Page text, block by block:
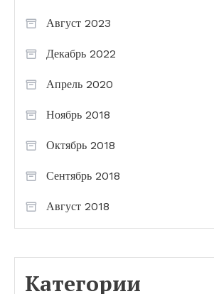
Август 2023
Декабрь 2022
Апрель 2020
Ноябрь 2018
Октябрь 2018
Сентябрь 2018
Август 2018
Категории